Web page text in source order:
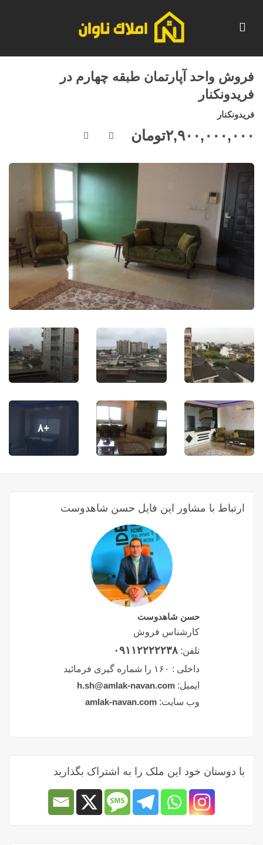
فروش واحد آپارتمان طبقه چهارم در
فریدونکنار
فریدونکنار
۲,۹۰۰,۰۰۰,۰۰۰تومان
+۸
ارتباط با مشاور این فایل حسن شاهدوست
حسن شاهدوست
کارشناس فروش
تلفن: ۰۹۱۱۲۲۲۲۲۳۸
داخلی : ۱۶۰ را شماره گیری فرمائید
ایمیل: h.sh@amlak-navan.com
وب سایت: amlak-navan.com
با دوستان خود این ملک را به اشتراک بگذارید